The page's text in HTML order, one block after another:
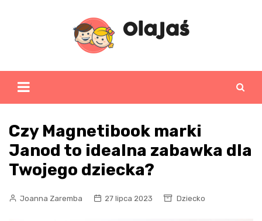
Czy Magnetibook marki
Janod to idealna zabawka dla
Twojego dziecka?
Joanna Zaremba 27 lipca 2023 Dziecko